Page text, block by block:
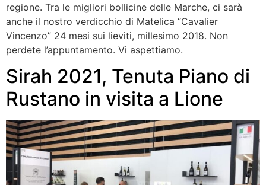
regione. Tra le migliori bollicine delle Marche, ci sarà
anche il nostro verdicchio di Matelica “Cavalier
Vincenzo” 24 mesi sui lieviti, millesimo 2018. Non
perdete l’appuntamento. Vi aspettiamo.
Sirah 2021, Tenuta Piano di
Rustano in visita a Lione